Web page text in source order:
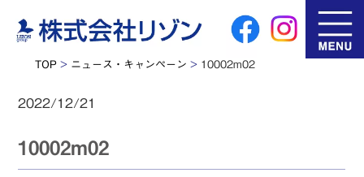
TOP > ニュース・キャンペーン >10002m02
2022/12/21
10002m02